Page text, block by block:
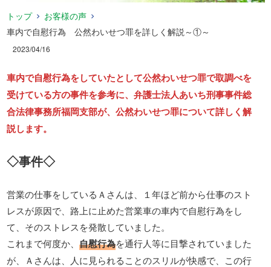
トップ
お客様の声
車内で自慰行為 公然わいせつ罪を詳しく解説～①～
2023/04/16
車内で自慰行為をしていたとして公然わいせつ罪で取調べを
受けている方の事件を参考に、弁護士法人あいち刑事事件総
合法律事務所福岡支部が、公然わいせつ罪について詳しく解
説します。
◇事件◇
営業の仕事をしているＡさんは、１年ほど前から仕事のスト
レスが原因で、路上に止めた営業車の車内で自慰行為をし
て、そのストレスを発散していました。
これまで何度か、自慰行為を通行人等に目撃されていました
が、Ａさんは、人に見られることのスリルが快感で、この行